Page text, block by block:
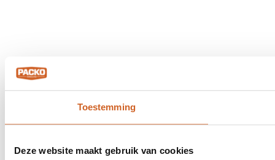
Toestemming
Deze website maakt gebruik van cookies